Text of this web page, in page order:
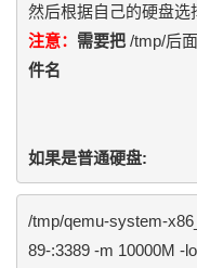
注意： 需要把 /tmp/后
件名
/tmp/qemu-system-
89-:3389 -m 10000M -